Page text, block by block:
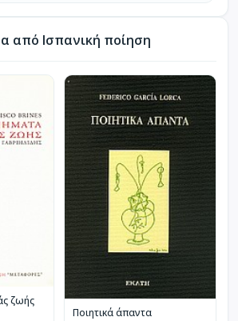
από Ισπανική ποίηση
ζωής
Ποιητικά άπαντα